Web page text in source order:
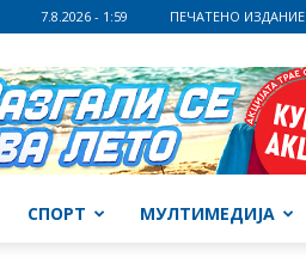
7.8.2026 - 1:59 ПЕЧАТЕНО ИЗДАНИЕ
СПОРТ МУЛТИМЕДИЈА